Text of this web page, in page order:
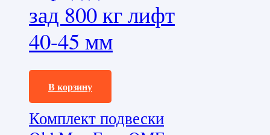
зад 800 кг лифт
40-45 мм
426720,0₽
В корзину
Комплект подвески